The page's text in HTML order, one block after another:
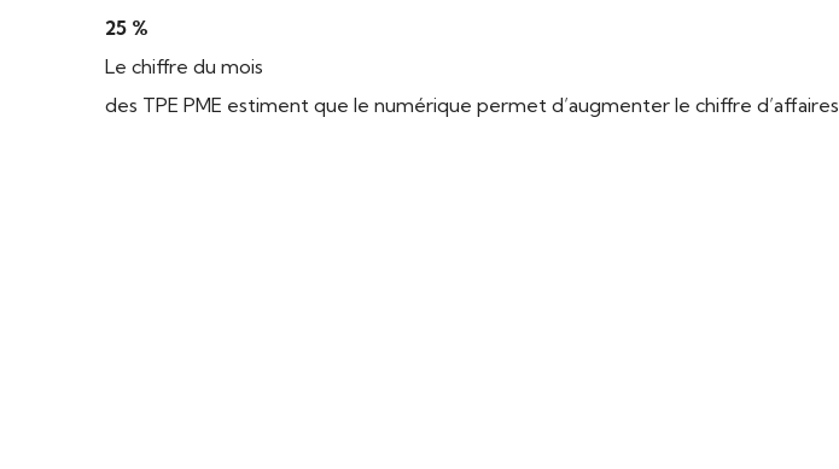
25 %
Le chiffre du mois
des TPE PME estiment que le numérique permet d’augmenter le chiffre d’affaires